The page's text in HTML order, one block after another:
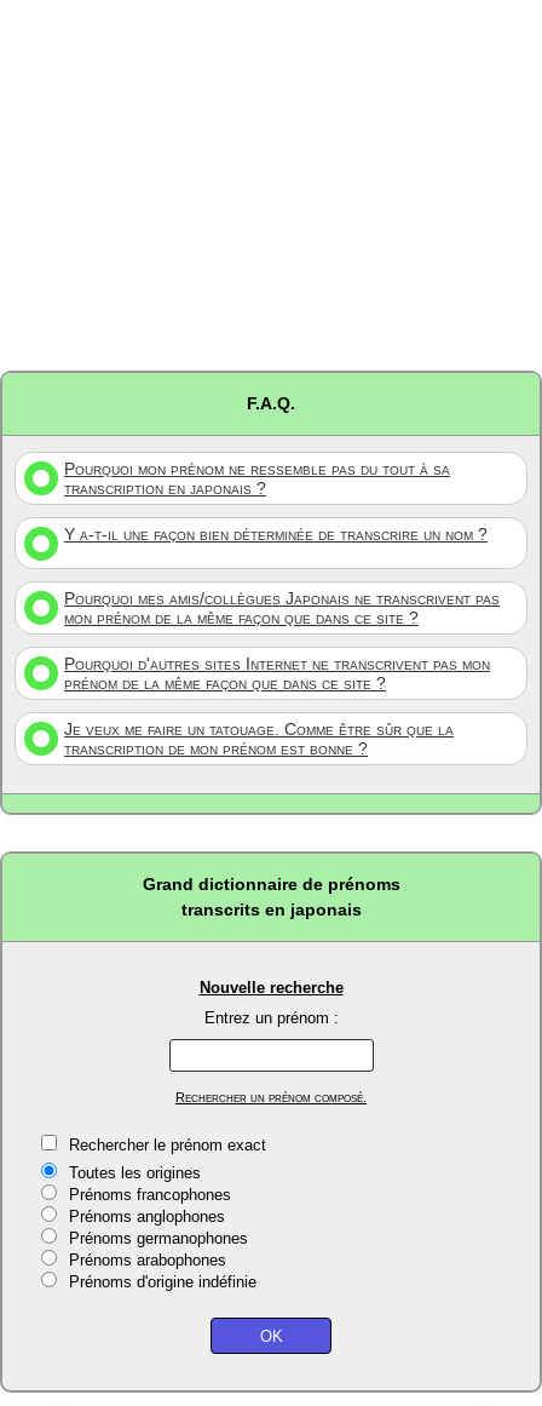
F.A.Q.
Pourquoi mon prénom ne ressemble pas du tout à sa
transcription en japonais ?
Y a-t-il une façon bien déterminée de transcrire un nom ?
Pourquoi mes amis/collègues Japonais ne transcrivent pas
mon prénom de la même façon que dans ce site ?
Pourquoi d'autres sites Internet ne transcrivent pas mon
prénom de la même façon que dans ce site ?
Je veux me faire un tatouage. Comme être sûr que la
transcription de mon prénom est bonne ?
Grand dictionnaire de prénoms
transcrits en japonais
Nouvelle recherche
Entrez un prénom :
Rechercher un prénom composé.
Rechercher le prénom exact
Toutes les origines
Prénoms francophones
Prénoms anglophones
Prénoms germanophones
Prénoms arabophones
Prénoms d'origine indéfinie